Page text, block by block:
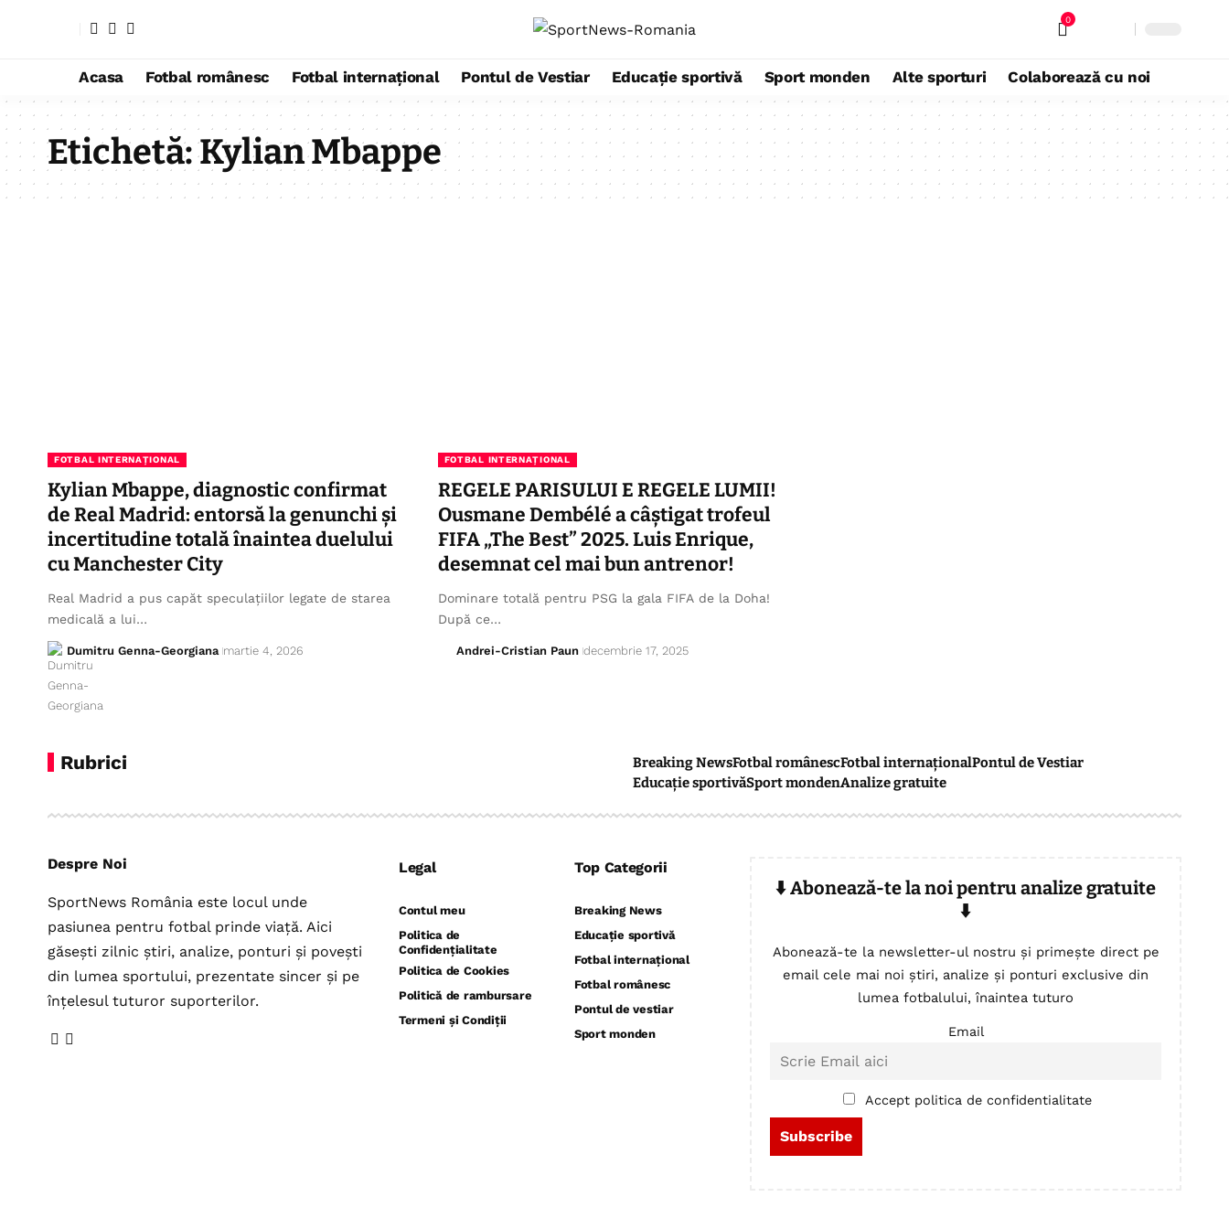
0
Acasa Fotbal românesc Fotbal internațional Pontul de Vestiar Educație sportivă Sport monden Alte sporturi Colaborează cu noi
Etichetă:Kylian Mbappe
FOTBAL INTERNAȚIONAL
Kylian Mbappe, diagnostic confirmat
de Real Madrid: entorsă la genunchi și
incertitudine totală înaintea duelului
cu Manchester City
Real Madrid a pus capăt speculațiilor legate de starea
medicală a lui…
Dumitru Genna-Georgiana martie 4, 2026
FOTBAL INTERNAȚIONAL
REGELE PARISULUI E REGELE LUMII!
Ousmane Dembélé a câștigat trofeul
FIFA „The Best” 2025. Luis Enrique,
desemnat cel mai bun antrenor!
Dominare totală pentru PSG la gala FIFA de la Doha!
După ce…
Andrei-Cristian Paun decembrie 17, 2025
Rubrici Breaking NewsFotbal românescFotbal internaționalPontul de Vestiar
Educație sportivăSport mondenAnalize gratuite
Despre Noi
SportNews România este locul unde
pasiunea pentru fotbal prinde viață. Aici
găsești zilnic știri, analize, ponturi și povești
din lumea sportului, prezentate sincer și pe
înțelesul tuturor suporterilor.
Legal
Contul meu
Politica de
Confidențialitate
Politica de Cookies
Politică de rambursare
Termeni și Condiții
Top Categorii
Breaking News
Educație sportivă
Fotbal internațional
Fotbal românesc
Pontul de vestiar
Sport monden
⬇️ Abonează-te la noi pentru analize gratuite
⬇️
Abonează-te la newsletter-ul nostru și primește direct pe
email cele mai noi știri, analize și ponturi exclusive din
lumea fotbalului, înaintea tuturo
Email
Accept politica de confidentialitate